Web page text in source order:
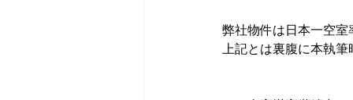
弊社物件は日本一空
上記とは裏腹に本執